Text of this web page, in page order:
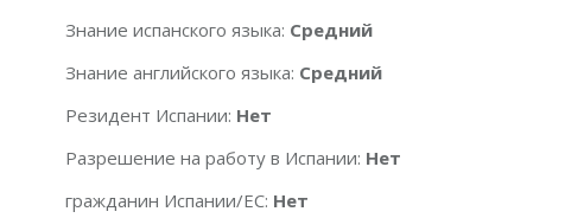
Знание испанского языка: Средний
Знание английского языка: Средний
Резидент Испании: Нет
Разрешение на работу в Испании: Нет
гражданин Испании/ЕС: Нет